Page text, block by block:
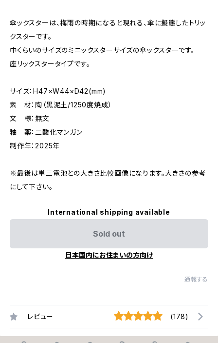
傘ックスターは、梅雨の時期になると現れる、傘に擬態したトリッ
クスターです。
中くらいのサイズのミニックスターサイズの傘ックスターです。
座リックスタータイプです。
サイズ：H47×W44×D42(mm)
素 材：陶（黒泥土/1250度焼成）
文 様：無文
釉 薬：二酸化マンガン
制作年：2025年
※最後は単三電池との大きさ比較画像になります。大きさの参考
にして下さい。
International shipping available
Sold out
日本国内にお住まいの方向け
通報する
レビュー (178)